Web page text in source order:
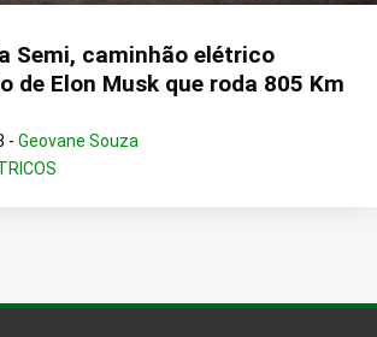
Semi, caminhão elétrico
de Elon Musk que roda 805 Km
- Geovane Souza